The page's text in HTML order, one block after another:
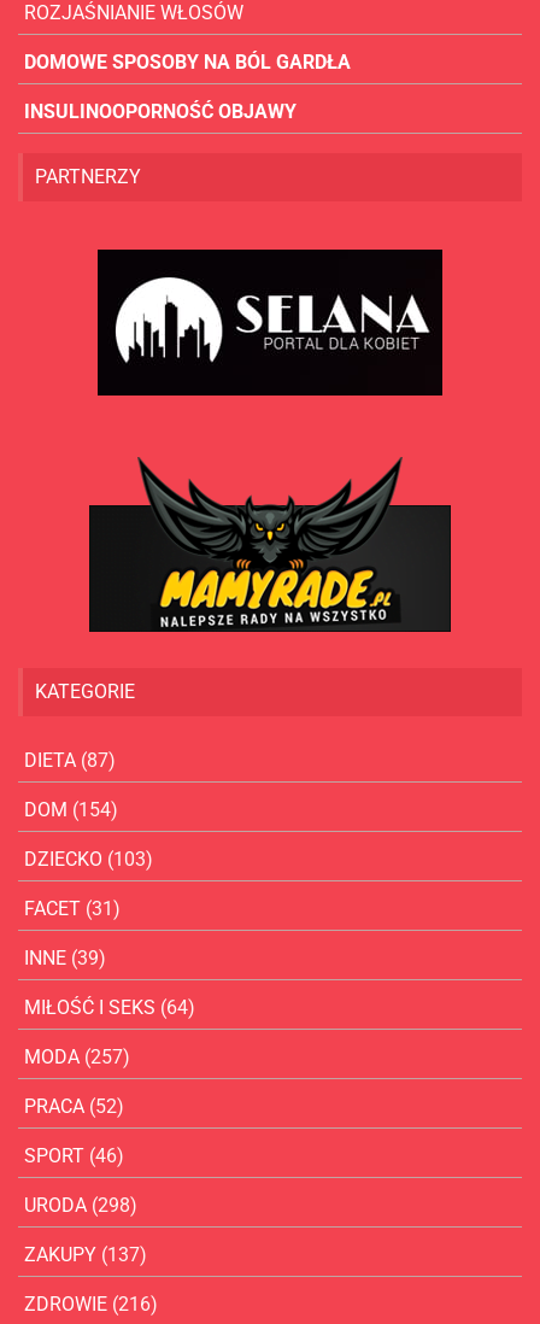
ROZJAŚNIANIE WŁOSÓW
DOMOWE SPOSOBY NA BÓL GARDŁA
INSULINOOPORNOŚĆ OBJAWY
PARTNERZY
KATEGORIE
DIETA (87)
DOM (154)
DZIECKO (103)
FACET (31)
INNE (39)
MIŁOŚĆ I SEKS (64)
MODA (257)
PRACA (52)
SPORT (46)
URODA (298)
ZAKUPY (137)
ZDROWIE (216)